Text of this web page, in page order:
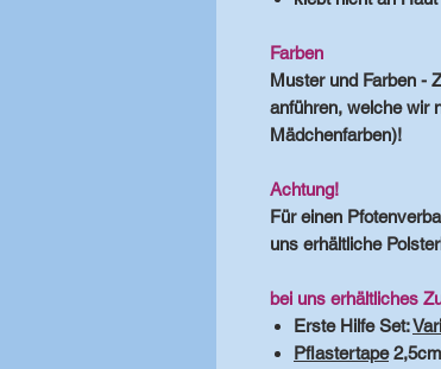
Farben
Muster und Farben -
anführen, welche wir
Mädchenfarben)!
Achtung!
Für einen
uns erhältliche
bei uns erhältliches
Erste Hilfe Set:
Pflastertape2,5cm